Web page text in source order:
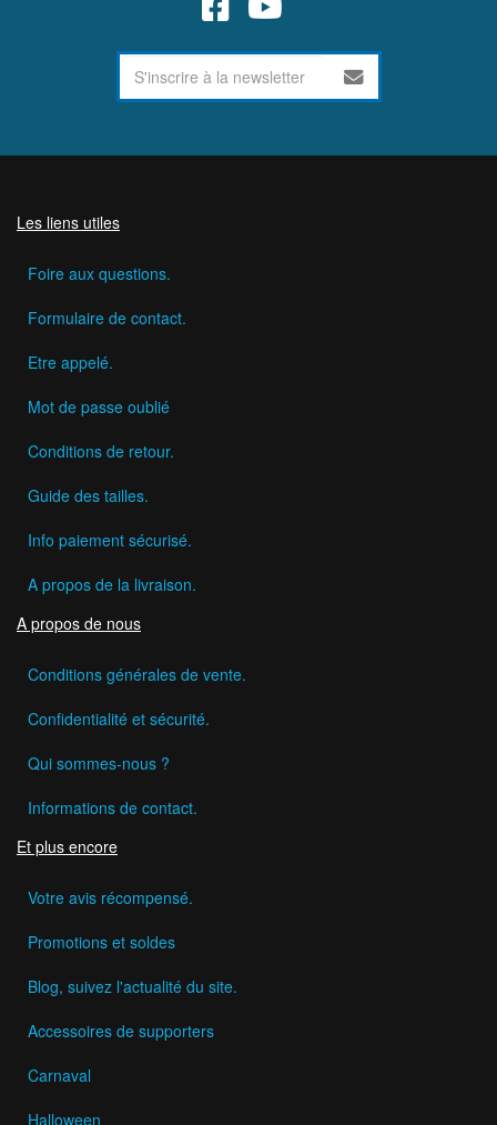
Les liens utiles
Foire aux questions.
Formulaire de contact.
Etre appelé.
Mot de passe oublié
Conditions de retour.
Guide des tailles.
Info paiement sécurisé.
A propos de la livraison.
A propos de nous
Conditions générales de vente.
Confidentialité et sécurité.
Qui sommes-nous ?
Informations de contact.
Et plus encore
Votre avis récompensé.
Promotions et soldes
Blog, suivez l'actualité du site.
Accessoires de supporters
Carnaval
Halloween